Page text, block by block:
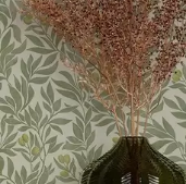
Метод примене
Доступни
Стандард
4472.42 2683 .45